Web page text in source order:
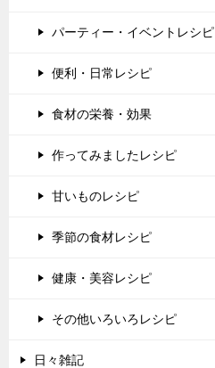
パーティー・イベントレシピ
便利・日常レシピ
食材の栄養・効果
作ってみましたレシピ
甘いものレシピ
季節の食材レシピ
健康・美容レシピ
その他いろいろレシピ
日々雑記